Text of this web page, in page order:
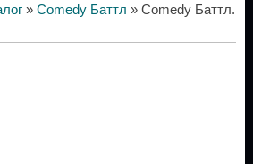
» Comedy Баттл » Comedy Баттл.